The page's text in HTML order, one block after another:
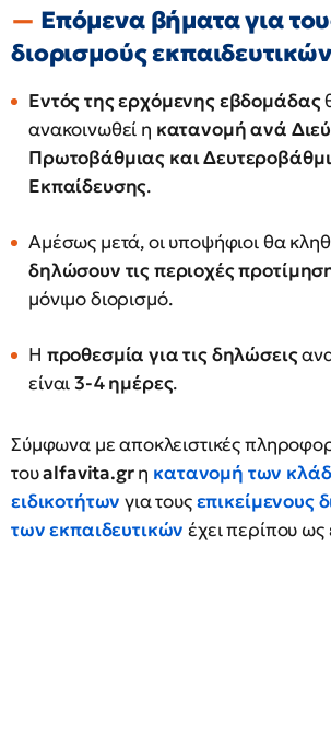
Επόμενα βήματα για
διορισμούς εκπαιδευτικών
Εντός της ερχόμενης εβδομάδας
ανακοινωθεί η κατανομή ανά
Πρωτοβάθμιας και
Εκπαίδευσης.
Αμέσως μετά, οι υποψήφιοι θα
δηλώσουν τις περιοχές
μόνιμο διορισμό.
Η προθεσμία για τις δηλώσεις
είναι3-4 ημέρες.
Σύμφωνα με αποκλειστικές
τουalfavita.grη κατανομή των
ειδικοτήτων για τουςεπικείμενους
των εκπαιδευτικών έχει περίπου ως